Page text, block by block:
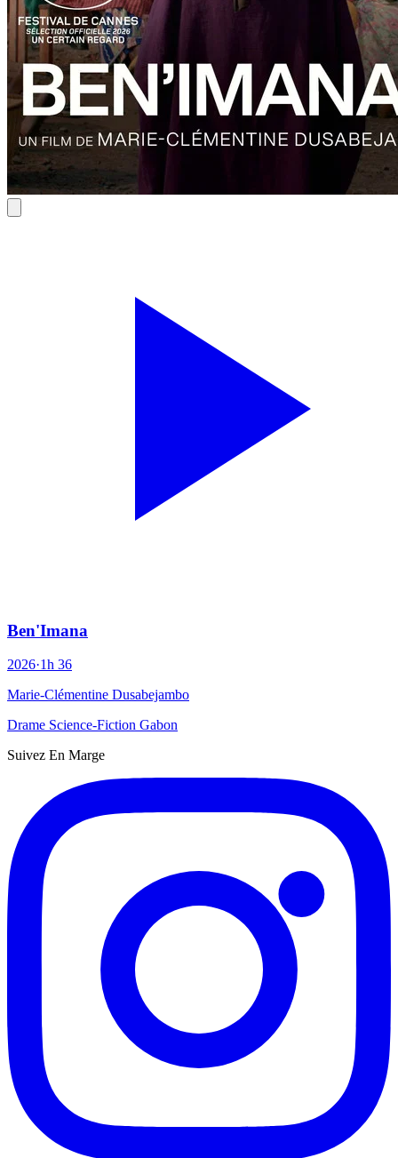
Ben'Imana
2026·1h 36
Marie-Clémentine Dusabejambo
Drame Science-Fiction Gabon
Suivez En Marge